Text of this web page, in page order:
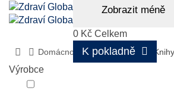
Zobrazit méně
0 Kč Celkem
K pokladně
Domácnost, aromaterapie Knihy
Výrobce